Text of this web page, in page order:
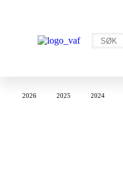
2026 2025 2024